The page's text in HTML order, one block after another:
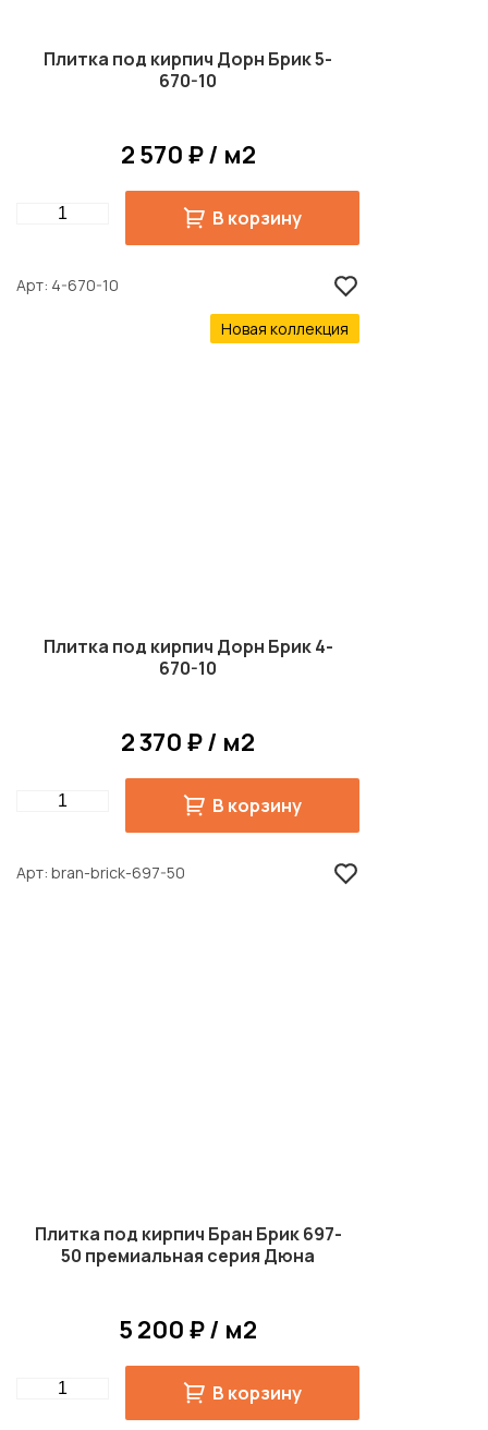
Плитка под кирпич Дорн Брик 5-
670-10
2 570 ₽ / м2
Quantity В корзину
Арт 4-670-10
Новая коллекция
Плитка под кирпич Дорн Брик 4-
670-10
2 370 ₽ / м2
Quantity В корзину
Арт bran-brick-697-50
Плитка под кирпич Бран Брик 697-
50 премиальная серия Дюна
5 200 ₽ / м2
Quantity В корзину